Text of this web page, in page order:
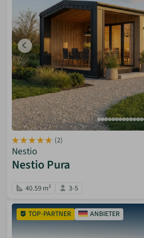
(2)
Nestio
Nestio Pura
40.59 m² 3-5
TOP-PARTNER ANBIETER